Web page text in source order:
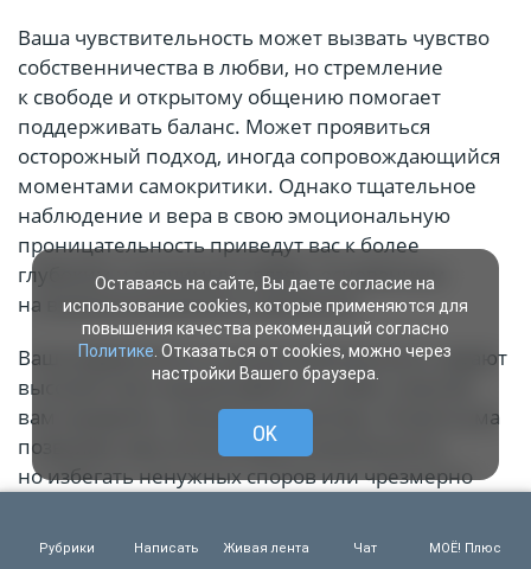
Ваша чувствительность может вызвать чувство
собственничества в любви, но стремление
к свободе и открытому общению помогает
поддерживать баланс. Может проявиться
осторожный подход, иногда сопровождающийся
моментами самокритики. Однако тщательное
наблюдение и вера в свою эмоциональную
проницательность приведут вас к более
глубоким и значимым связям, основанным
на взаимопонимании и уважении.
Ваша уверенность и целеустремленность задают
высокий темп вашей работе и учебе, помогая
вам проявлять смелую инициативу. Острота ума
позволяет вам использовать возможности,
но избегать ненужных споров или чрезмерно
высока, поэтому будьте тверды в своих
Рубрики Написать Живая лента Чат МОЁ! Плюс
Оставаясь на сайте, Вы даете согласие на
использование cookies, которые применяются для
повышения качества рекомендаций согласно
Политике . Отказаться от cookies, можно через
настройки Вашего браузера.
OK